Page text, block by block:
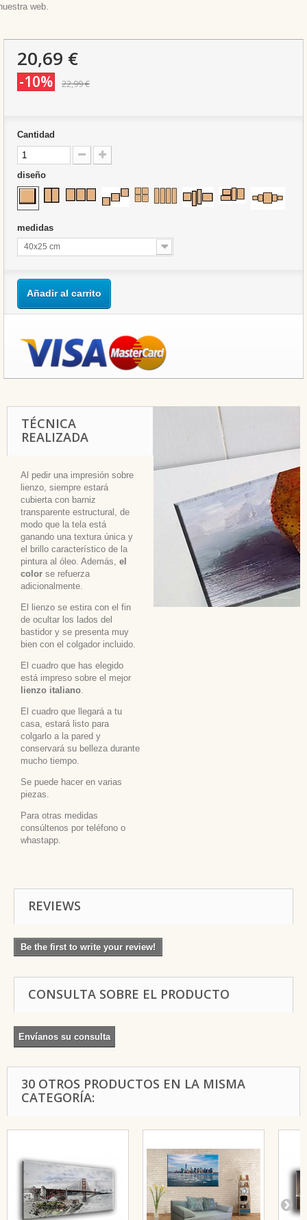
web.
20,69 €
-10% 22,99 €
Cantidad
diseño
medidas
40x25 cm
Añadir al carrito
TÉCNICA
REALIZADA
Al pedir una impresión sobre
lienzo, siempre estará
cubierta con barniz
transparente estructural, de
modo que la tela está
ganando una textura única y
el brillo característico de la
pintura al óleo. Además, el
color se refuerza
adicionalmente.
El lienzo se estira con el fin
de ocultar los lados del
bastidor y se presenta muy
bien con el colgador incluido.
El cuadro que has elegido
está impreso sobre el mejor
lienzo italiano
El cuadro que llegará a tu
casa, estará listo para
colgarlo a la pared y
conservará su belleza durante
mucho tiempo.
Se puede hacer en varias
piezas.
Para otras medidas
consúltenos por teléfono o
whastapp.
REVIEWS
Be the first to write your review!
CONSULTA SOBRE EL PRODUCTO
Envíanos su consulta
30 OTROS PRODUCTOS EN LA MISMA
CATEGORÍA: